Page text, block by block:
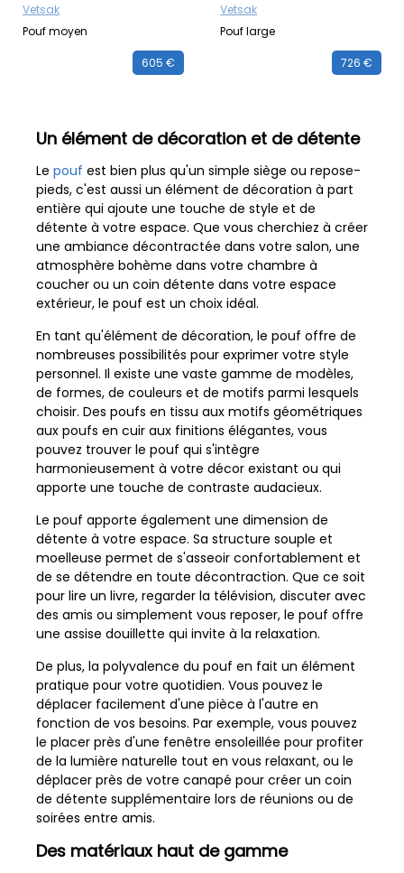
Vetsak
Pouf moyen
605 €
Vetsak
Pouf large
726 €
Un élément de décoration et de détente
Le pouf est bien plus qu'un simple siège ou repose-
pieds, c'est aussi un élément de décoration à part
entière qui ajoute une touche de style et de
détente à votre espace. Que vous cherchiez à créer
une ambiance décontractée dans votre salon, une
atmosphère bohème dans votre chambre à
coucher ou un coin détente dans votre espace
extérieur, le pouf est un choix idéal.
En tant qu'élément de décoration, le pouf offre de
nombreuses possibilités pour exprimer votre style
personnel. Il existe une vaste gamme de modèles,
de formes, de couleurs et de motifs parmi lesquels
choisir. Des poufs en tissu aux motifs géométriques
aux poufs en cuir aux finitions élégantes, vous
pouvez trouver le pouf qui s'intègre
harmonieusement à votre décor existant ou qui
apporte une touche de contraste audacieux.
Le pouf apporte également une dimension de
détente à votre espace. Sa structure souple et
moelleuse permet de s'asseoir confortablement et
de se détendre en toute décontraction. Que ce soit
pour lire un livre, regarder la télévision, discuter avec
des amis ou simplement vous reposer, le pouf offre
une assise douillette qui invite à la relaxation.
De plus, la polyvalence du pouf en fait un élément
pratique pour votre quotidien. Vous pouvez le
déplacer facilement d'une pièce à l'autre en
fonction de vos besoins. Par exemple, vous pouvez
le placer près d'une fenêtre ensoleillée pour profiter
de la lumière naturelle tout en vous relaxant, ou le
déplacer près de votre canapé pour créer un coin
de détente supplémentaire lors de réunions ou de
soirées entre amis.
Des matériaux haut de gamme